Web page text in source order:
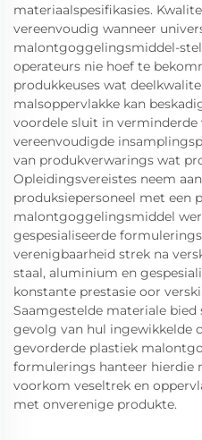
materiaalspesifikasies.
vereenvoudig wanneer
malontgoggelingsmiddel-
operateurs nie hoef te
produkkeuses wat
malsoppervlakke kan
voordele sluit in verminderde
vereenvoudigde
van produkverwarings wat
Opleidingsvereistes neem
produksiepersoneel met een
malontgoggelingsmiddel
gespesialiseerde
verenigbaarheid strek na
staal, aluminium en
konstante prestasie oor
Saamgestelde materiale
gevolg van hul ingewikkelde
gevorderde plastiek
formulerings hanteer hierdie
voorkom veseltrek en
met onverenige produkte.